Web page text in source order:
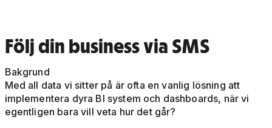
Följ din business via SMS
Bakgrund
Med all data vi sitter på är ofta en vanlig lösning att
implementera dyra BI system och dashboards, när vi
egentligen bara vill veta hur det går?